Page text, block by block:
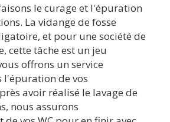
le curage et l'épuration
La vidange de fosse
et pour une société de
cette tâche est un jeu
offrons un service
l'épuration de vos
avoir réalisé le lavage de
nous assurons